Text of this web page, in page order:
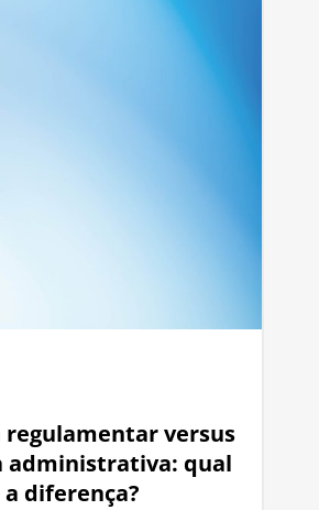
versus
administrativa: qual
a diferença?